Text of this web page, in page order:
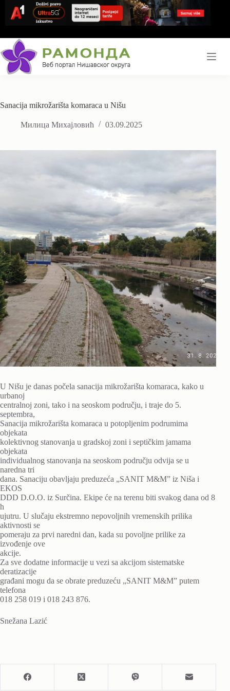
content
Sanacija mikrožarišta komaraca u Nišu
Милица Михајловић 03.09.2025
U Nišu je danas počela sanacija mikrožarišta komaraca, kako u
urbanoj
centralnoj zoni, tako i na seoskom području, i traje do 5.
septembra,
Sanacija mikrožarišta komaraca u potopljenim podrumima
objekata
kolektivnog stanovanja u gradskoj zoni i septičkim jamama
objekata
individualnog stanovanja na seoskom području odvija se u
naredna tri
dana. Sanaciju obavljaju preduzeća „SANIT M&M” iz Niša i
EKOS
DDD D.O.O. iz Surčina. Ekipe će na terenu biti svakog dana od 8
h
ujutru. U slučaju ekstremno nepovoljnih vremenskih prilika
aktivnosti se
pomeraju za prvi naredni dan, kada su povoljne prilike za
izvođenje ove
akcije.
Za sve dodatne informacije u vezi sa akcijom sistematske
deratizacije
građani mogu da se obrate preduzeću „SANIT M&M” putem
telefona
018 258 019 i 018 243 876.
Snežana Lazić